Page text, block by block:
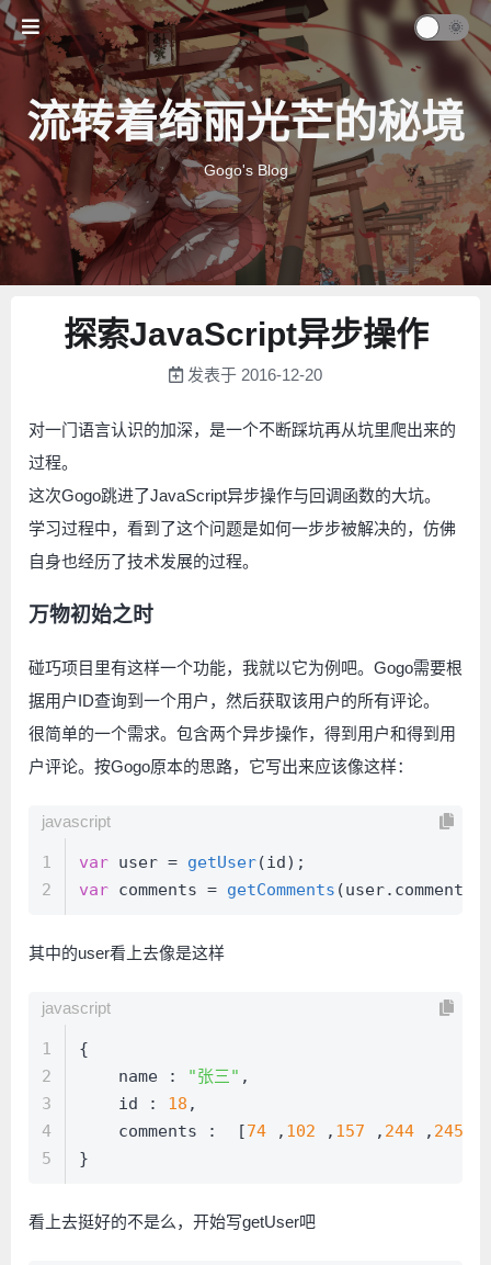
流转着绮丽光芒的秘境
Gogo's Blog
探索JavaScript异步操作
发表于 2016-12-20
对一门语言认识的加深，是一个不断踩坑再从坑里爬出来的
过程。
这次Gogo跳进了JavaScript异步操作与回调函数的大坑。
学习过程中，看到了这个问题是如何一步步被解决的，仿佛
自身也经历了技术发展的过程。
万物初始之时
碰巧项目里有这样一个功能，我就以它为例吧。Gogo需要根
据用户ID查询到一个用户，然后获取该用户的所有评论。
很简单的一个需求。包含两个异步操作，得到用户和得到用
户评论。按Gogo原本的思路，它写出来应该像这样：
javascript
1
2
var user = getUser(id);
var comments = getComments (user. comments
其中的user看上去像是这样
javascript
1
2
3
4
5
{
    name :
"张三" ,
    id :
18 ,
    comments :  [
74 , 102 , 157 , 244 , 245
}
看上去挺好的不是么，开始写getUser吧